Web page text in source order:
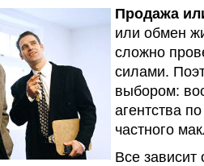
Продажа
или обмен
сложно
силами.
выбором:
агентства
частного
Все зависит